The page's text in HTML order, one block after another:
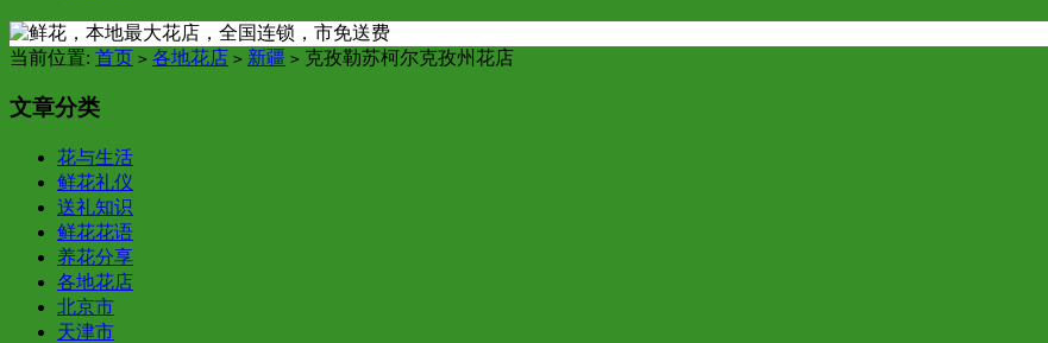
当前位置: 首页 > 各地花店 > 新疆 > 克孜勒苏柯尔克孜州花店
文章分类
花与生活
鲜花礼仪
送礼知识
鲜花花语
养花分享
各地花店
北京市
天津市